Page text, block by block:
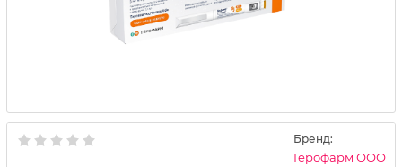
Бренд:
Герофарм ООО